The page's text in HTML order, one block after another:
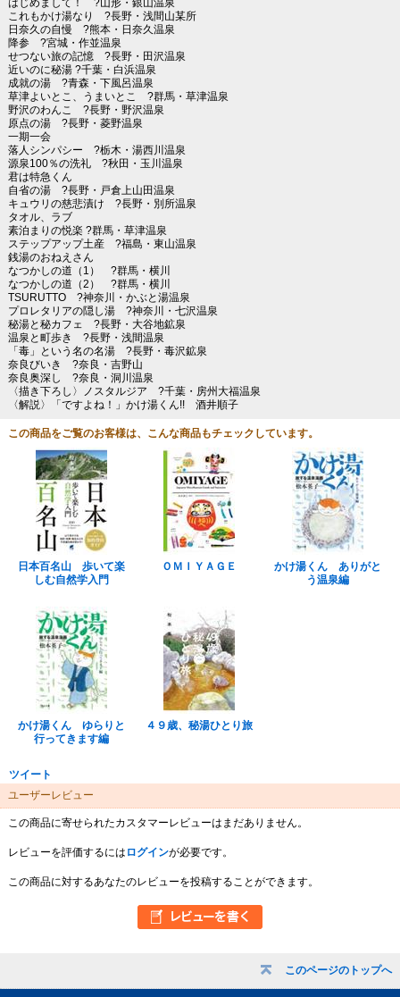
このページのトップへ
これもかけ湯なり ?長野・浅間山某所
日奈久の自慢 ?熊本・日奈久温泉
降参 ?宮城・作並温泉
せつない旅の記憶 ?長野・田沢温泉
近いのに秘湯 ?千葉・白浜温泉
成就の湯 ?青森・下風呂温泉
草津よいとこ、うまいとこ ?群馬・草津温泉
野沢のわんこ ?長野・野沢温泉
原点の湯 ?長野・菱野温泉
一期一会
落人シンパシー ?栃木・湯西川温泉
源泉100％の洗礼 ?秋田・玉川温泉
君は特急くん
自省の湯 ?長野・戸倉上山田温泉
キュウリの慈悲漬け ?長野・別所温泉
タオル、ラブ
素泊まりの悦楽 ?群馬・草津温泉
ステップアップ土産 ?福島・東山温泉
銭湯のおねえさん
なつかしの道（1） ?群馬・横川
なつかしの道（2） ?群馬・横川
TSURUTTO ?神奈川・かぶと湯温泉
プロレタリアの隠し湯 ?神奈川・七沢温泉
秘湯と秘カフェ ?長野・大谷地鉱泉
温泉と町歩き ?長野・浅間温泉
「毒」という名の名湯 ?長野・毒沢鉱泉
奈良びいき ?奈良・吉野山
奈良奥深し ?奈良・洞川温泉
〈描き下ろし〉ノスタルジア ?千葉・房州大福温泉
〈解説〉「ですよね！」かけ湯くん!! 酒井順子
この商品をご覧のお客様は、こんな商品もチェックしています。
日本百名山 歩いて楽
しむ自然学入門
ＯＭＩＹＡＧＥ
かけ湯くん ありがと
う温泉編
かけ湯くん ゆらりと
行ってきます編
４９歳、秘湯ひとり旅
ツイート
ユーザーレビュー
この商品に寄せられたカスタマーレビューはまだありません。
レビューを評価するには ログインが必要です。
この商品に対するあなたのレビューを投稿することができます。